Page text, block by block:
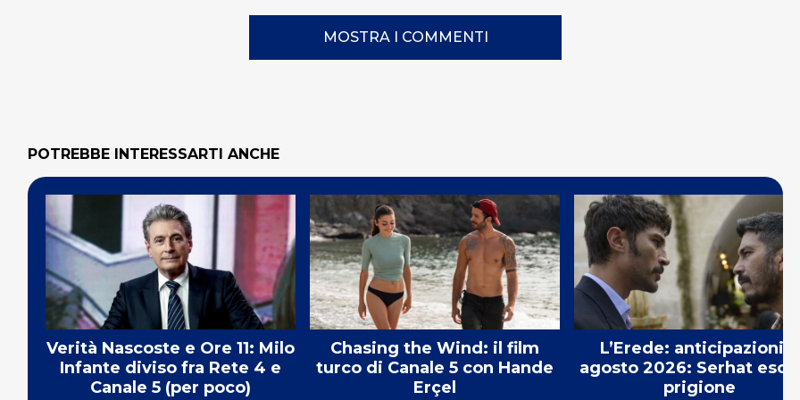
MOSTRA I COMMENTI
POTREBBE INTERESSARTI ANCHE
Verità Nascoste e Ore 11: Milo
Infante diviso fra Rete 4 e
Canale 5 (per poco)
Chasing the Wind: il film
turco di Canale 5 con Hande
Erçel
L’Erede: anticipazioni 7
agosto 2026: Serhat esce
prigione